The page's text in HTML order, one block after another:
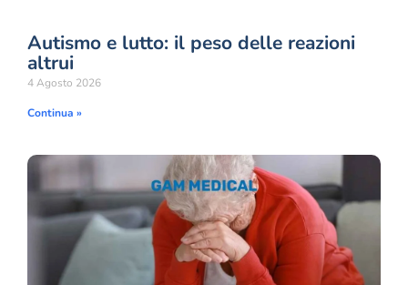
Autismo e lutto: il peso delle reazioni
altrui
4 Agosto 2026
Continua »